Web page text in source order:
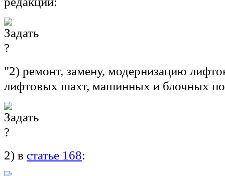
"2) ремонт, замену, модернизацию
лифтовых шахт, машинных и блочных
2) в статье 168: